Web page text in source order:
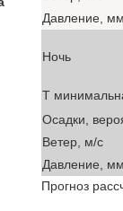
Давление, мм
Ночь
T
Осадки,
Ветер, м/с
Давление, мм
Прогноз